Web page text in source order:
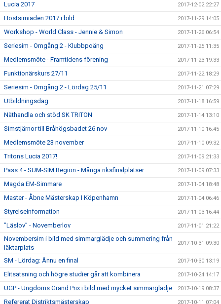
Lucia 2017 2017-12-02 22:27
Höstsimiaden 2017 i bild 2017-11-29 14:05
Workshop - World Class - Jennie & Simon 2017-11-26 06:54
Seriesim - Omgång 2 - Klubbpoäng 2017-11-25 11:35
Medlemsmöte - Framtidens förening 2017-11-23 19:33
Funktionärskurs 27/11 2017-11-22 18:29
Seriesim - Omgång 2 - Lördag 25/11 2017-11-21 07:29
Utbildningsdag 2017-11-18 16:59
Näthandla och stöd SK TRITON 2017-11-14 13:10
Simstjärnor till Bråhögsbadet 26 nov 2017-11-10 16:45
Medlemsmöte 23 november 2017-11-10 09:32
Tritons Lucia 2017! 2017-11-09 21:33
Pass 4 - SUM-SIM Region - Många riksfinalplatser 2017-11-09 07:33
Magda EM-Simmare 2017-11-04 18:48
Master - Åbne Mästerskap I Köpenhamn 2017-11-04 06:46
Styrelseinformation 2017-11-03 16:44
”Läslov” - Novemberlov 2017-11-01 21:22
Novembersim i bild med simmarglädje och summering från
läktarplats
2017-10-31 09:30
SM - Lördag: Ännu en final 2017-10-30 13:19
Elitsatsning och högre studier går att kombinera 2017-10-24 14:17
UGP - Ungdoms Grand Prix i bild med mycket simmarglädje 2017-10-19 08:37
Refererat Distriktsmästerskap 2017-10-11 07:04